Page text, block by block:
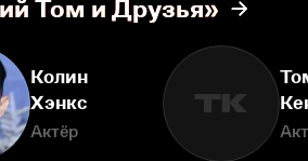
Том и Друзья»
Колин
Хэнкс
Актёр
ТК